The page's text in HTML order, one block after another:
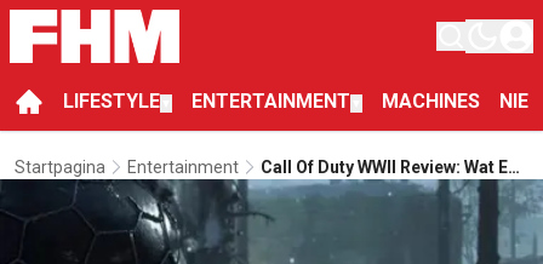
LIFESTYLE ENTERTAINMENT MACHINES
Startpagina Entertainment
Call Of Duty WWII Review: Wat Een
Knaller Van Een Game